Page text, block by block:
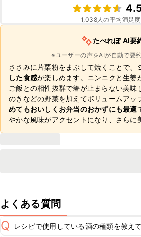
1,038人の平均満足度
たべれぽ AI要
※ユーザーの声をAIが自動で要
ささみに片栗粉をまぶして焼くことで、
した食感が楽しめます。ニンニクと生姜
ご飯との相性抜群で箸が止まらない美味
のきなどの野菜を加えてボリュームアッ
めてもおいしくお弁当のおかずにも最適
やかな風味がアクセントになり、さらに
よくある質問
Q レシピで使用している酒の種類を教え